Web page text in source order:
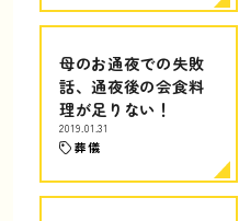
母のお通夜での失敗
話、通夜後の会食料
理が足りない！
2019.01.31
葬儀